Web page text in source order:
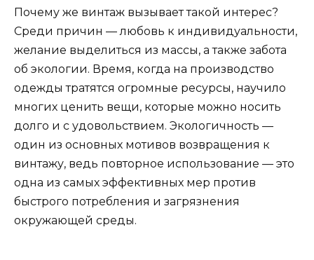
Почему же винтаж вызывает такой интерес?
Среди причин — любовь к индивидуальности,
желание выделиться из массы, а также забота
об экологии. Время, когда на производство
одежды тратятся огромные ресурсы, научило
многих ценить вещи, которые можно носить
долго и с удовольствием. Экологичность —
один из основных мотивов возвращения к
винтажу, ведь повторное использование — это
одна из самых эффективных мер против
быстрого потребления и загрязнения
окружающей среды.